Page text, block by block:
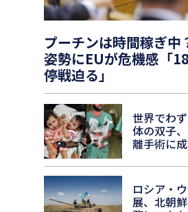
プーチンは時間稼ぎ中
姿勢にEUが危機感「
停戦迫る」
世界でわ
体の双子
離手術に
ロシア・
展、北朝